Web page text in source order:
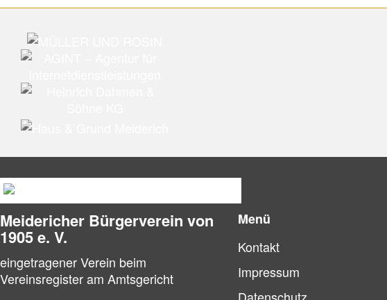
Meidericher Bürger­verein von
1905 e. V.
eingetragener Verein beim
Vereinsregister am Amtsgericht
Menü
Kontakt
Impressum